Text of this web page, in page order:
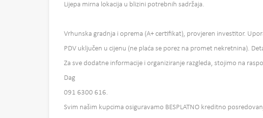
Lijepa mirna lokacija u blizini potrebnih sadržaja.
Vrhunska gradnja i oprema (A+ certifikat), provjeren investitor.
PDV uključen u cijenu (ne plaća se porez na promet nekretnina).
Za sve dodatne informacije i organiziranje razgleda, stojimo na
Dag
091 6300 616.
Svim našim kupcima osiguravamo BESPLATNO kreditno